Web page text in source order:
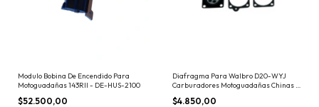
Modulo Bobina De Encendido Para
Motoguadañas 143RII - DE-HUS-2100
$52.500,00
Diafragma Para Walbro D20-WYJ
Carburadores Motoguadañas Chinas 4
Piezas - VR-D-WYJ
$4.850,00